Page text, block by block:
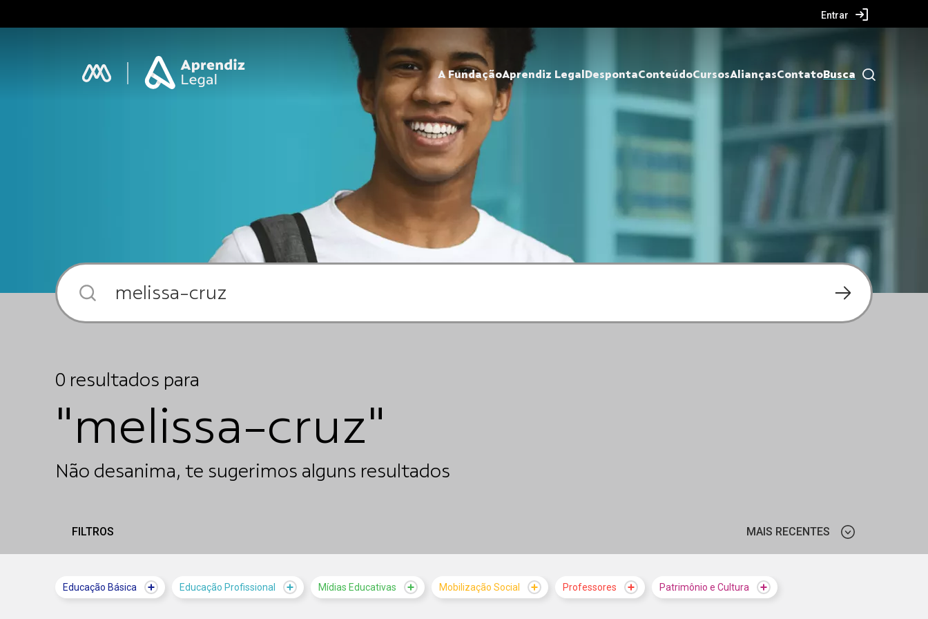
Entrar
A FundaçãoAprendiz Legal DespontaConteúdoCursosAliançasContatoBusca
0 resultados para
"melissa-cruz"
Não desanima, te sugerimos alguns resultados
FILTROS MAIS RECENTES
Educação Básica Educação Profissional Mídias Educativas Mobilização Social Professores Patrimônio e Cultura